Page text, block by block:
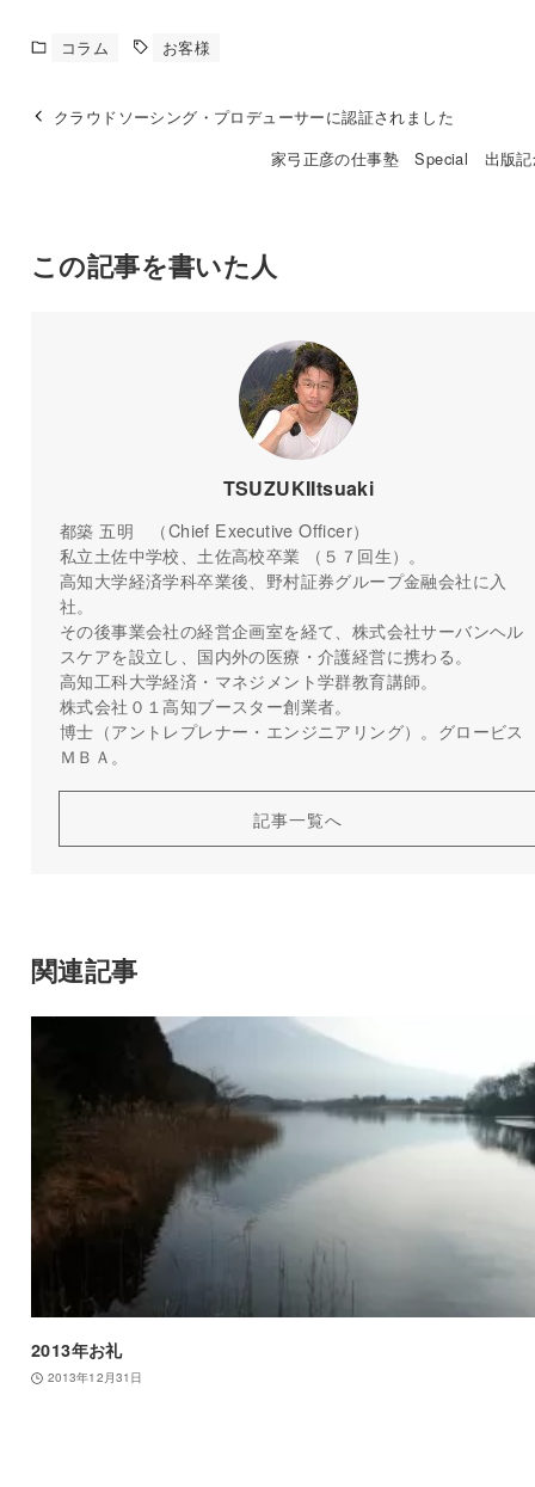
コラム お客様
クラウドソーシング・プロデューサーに認証されました
家弓正彦の仕事塾 Special 出版記
この記事を書いた人
TSUZUKIItsuaki
都築 五明 （Chief Executive Officer）
私立土佐中学校、土佐高校卒業 （５７回生）。
高知大学経済学科卒業後、野村証券グループ金融会社に入
社。
その後事業会社の経営企画室を経て、株式会社サーバンヘル
スケアを設立し、国内外の医療・介護経営に携わる。
高知工科大学経済・マネジメント学群教育講師。
株式会社０１高知ブースター創業者。
博士（アントレプレナー・エンジニアリング）。グロービス
ＭＢＡ。
記事一覧へ
関連記事
2013年お礼
2013年12月31日